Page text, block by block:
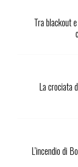
Tra blackout
La crociata
L’incendio di